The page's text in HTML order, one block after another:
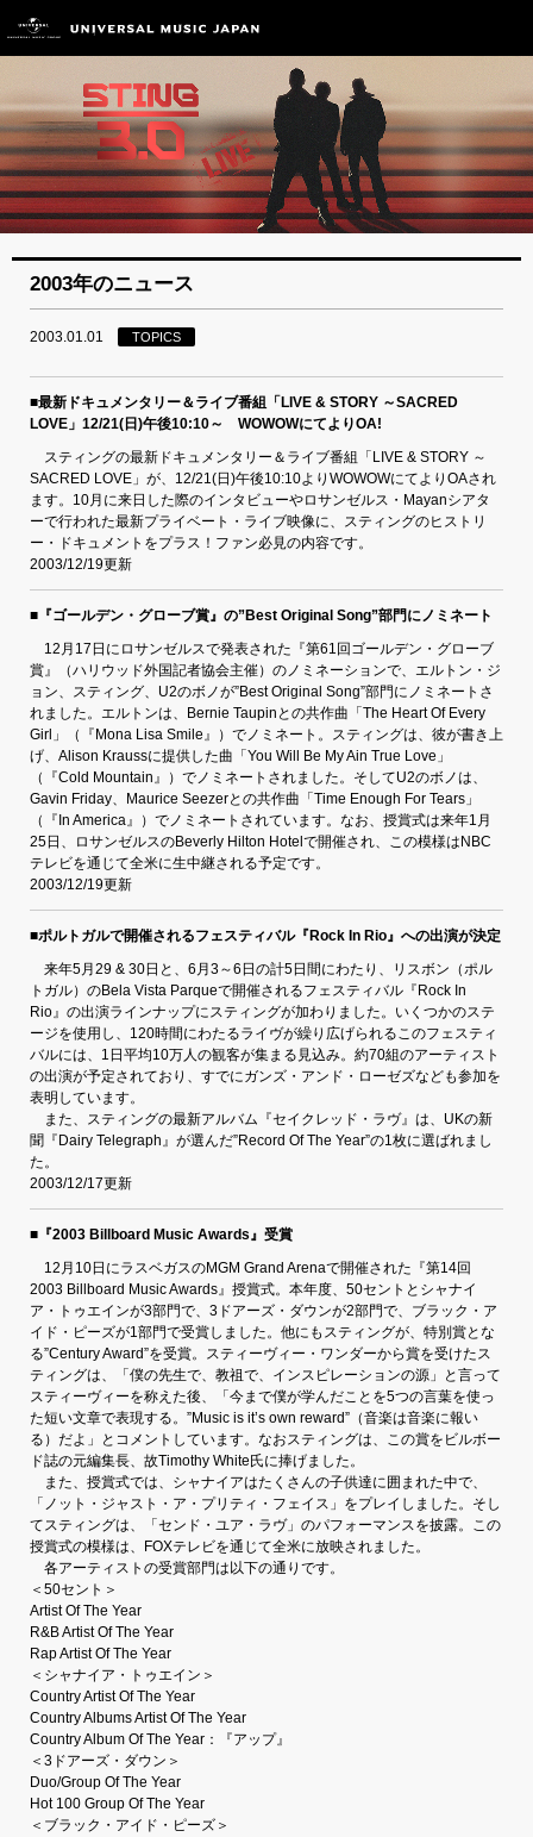
2003年のニュース
2003.01.01 TOPICS
■最新ドキュメンタリー＆ライブ番組「LIVE & STORY ～SACRED
LOVE」12/21(日)午後10:10～ WOWOWにてよりOA!
スティングの最新ドキュメンタリー＆ライブ番組「LIVE & STORY ～
SACRED LOVE」が、12/21(日)午後10:10よりWOWOWにてよりOAされ
ます。10月に来日した際のインタビューやロサンゼルス・Mayanシアタ
ーで行われた最新プライベート・ライブ映像に、スティングのヒストリ
ー・ドキュメントをプラス！ファン必見の内容です。
2003/12/19更新
■『ゴールデン・グローブ賞』の”Best Original Song”部門にノミネート
12月17日にロサンゼルスで発表された『第61回ゴールデン・グローブ
賞』（ハリウッド外国記者協会主催）のノミネーションで、エルトン・ジ
ョン、スティング、U2のボノが”Best Original Song”部門にノミネートさ
れました。エルトンは、Bernie Taupinとの共作曲「The Heart Of Every
Girl」（『Mona Lisa Smile』）でノミネート。スティングは、彼が書き上
げ、Alison Kraussに提供した曲「You Will Be My Ain True Love」
（『Cold Mountain』）でノミネートされました。そしてU2のボノは、
Gavin Friday、Maurice Seezerとの共作曲「Time Enough For Tears」
（『In America』）でノミネートされています。なお、授賞式は来年1月
25日、ロサンゼルスのBeverly Hilton Hotelで開催され、この模様はNBC
テレビを通じて全米に生中継される予定です。
2003/12/19更新
■ポルトガルで開催されるフェスティバル『Rock In Rio』への出演が決定
来年5月29 & 30日と、6月3～6日の計5日間にわたり、リスボン（ポル
トガル）のBela Vista Parqueで開催されるフェスティバル『Rock In
Rio』の出演ラインナップにスティングが加わりました。いくつかのステ
ージを使用し、120時間にわたるライヴが繰り広げられるこのフェスティ
バルには、1日平均10万人の観客が集まる見込み。約70組のアーティスト
の出演が予定されており、すでにガンズ・アンド・ローゼズなども参加を
表明しています。
また、スティングの最新アルバム『セイクレッド・ラヴ』は、UKの新
聞『Dairy Telegraph』が選んだ”Record Of The Year”の1枚に選ばれまし
た。
2003/12/17更新
■『2003 Billboard Music Awards』受賞
12月10日にラスベガスのMGM Grand Arenaで開催された『第14回
2003 Billboard Music Awards』授賞式。本年度、50セントとシャナイ
ア・トゥエインが3部門で、3ドアーズ・ダウンが2部門で、ブラック・ア
イド・ピーズが1部門で受賞しました。他にもスティングが、特別賞とな
る”Century Award”を受賞。スティーヴィー・ワンダーから賞を受けたス
ティングは、「僕の先生で、教祖で、インスピレーションの源」と言って
スティーヴィーを称えた後、「今まで僕が学んだことを5つの言葉を使っ
た短い文章で表現する。”Music is it’s own reward”（音楽は音楽に報い
る）だよ」とコメントしています。なおスティングは、この賞をビルボー
ド誌の元編集長、故Timothy White氏に捧げました。
また、授賞式では、シャナイアはたくさんの子供達に囲まれた中で、
「ノット・ジャスト・ア・プリティ・フェイス」をプレイしました。そし
てスティングは、「センド・ユア・ラヴ」のパフォーマンスを披露。この
授賞式の模様は、FOXテレビを通じて全米に放映されました。
各アーティストの受賞部門は以下の通りです。
＜50セント＞
Artist Of The Year
R&B Artist Of The Year
Rap Artist Of The Year
＜シャナイア・トゥエイン＞
Country Artist Of The Year
Country Albums Artist Of The Year
Country Album Of The Year：『アップ』
＜3ドアーズ・ダウン＞
Duo/Group Of The Year
Hot 100 Group Of The Year
＜ブラック・アイド・ピーズ＞